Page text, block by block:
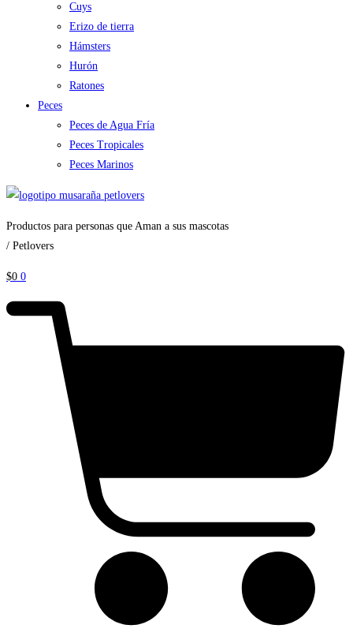
Cuys
Erizo de tierra
Hámsters
Hurón
Ratones
Peces
Peces de Agua Fría
Peces Tropicales
Peces Marinos
Productos para personas que Aman a sus mascotas
/ Petlovers
$0 0